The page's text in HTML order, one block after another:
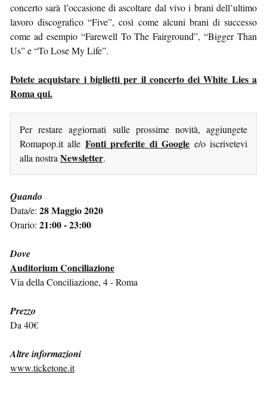
concerto sarà l’occasione di ascoltare dal vivo i brani dell’ultimo
lavoro discografico “Five”, così come alcuni brani di successo
come ad esempio “Farewell To The Fairground”, “Bigger Than
Us” e “To Lose My Life”.
Potete acquistare i biglietti per il concerto dei White Lies a
Roma qui.
Per restare aggiornati sulle prossime novità, aggiungete
Romapop.it alle Fonti preferite di Google e/o iscrivetevi
alla nostra Newsletter.
Quando
Data/e: 28 Maggio 2020
Orario: 21:00 - 23:00
Dove
Auditorium Conciliazione
Via della Conciliazione, 4 - Roma
Prezzo
Da 40€
Altre informazioni
www.ticketone.it